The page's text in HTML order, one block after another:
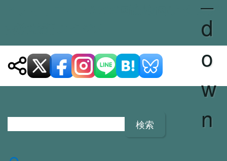
アフィリエイト/CSV/画像/動画/カタログ/
d
o
w
n